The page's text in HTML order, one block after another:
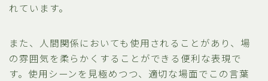
れています。
また、人間関係においても使用されることがあり、場
の雰囲気を柔らかくすることができる便利な表現で
す。使用シーンを見極めつつ、適切な場面でこの言葉